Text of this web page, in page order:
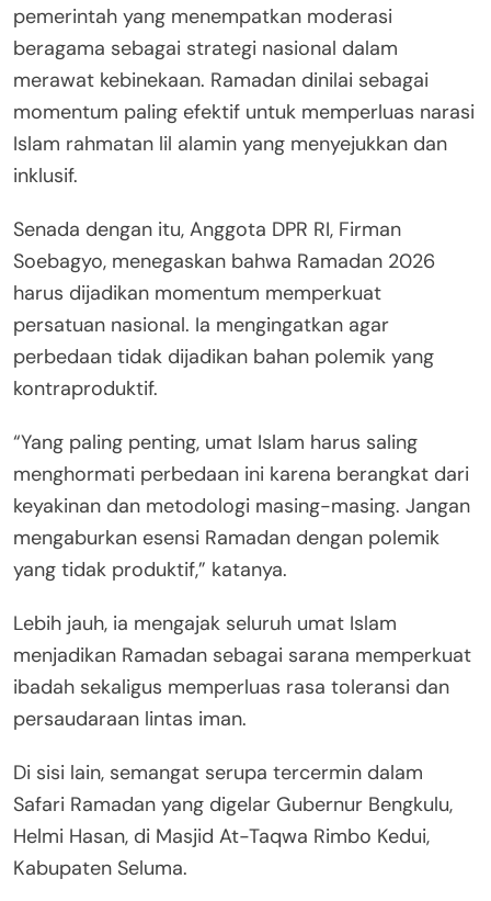
pemerintah yang menempatkan moderasi
beragama sebagai strategi nasional dalam
merawat kebinekaan. Ramadan dinilai sebagai
momentum paling efektif untuk memperluas narasi
Islam rahmatan lil alamin yang menyejukkan dan
inklusif.
Senada dengan itu, Anggota DPR RI, Firman
Soebagyo, menegaskan bahwa Ramadan 2026
harus dijadikan momentum memperkuat
persatuan nasional. Ia mengingatkan agar
perbedaan tidak dijadikan bahan polemik yang
kontraproduktif.
“Yang paling penting, umat Islam harus saling
menghormati perbedaan ini karena berangkat dari
keyakinan dan metodologi masing-masing. Jangan
mengaburkan esensi Ramadan dengan polemik
yang tidak produktif,” katanya.
Lebih jauh, ia mengajak seluruh umat Islam
menjadikan Ramadan sebagai sarana memperkuat
ibadah sekaligus memperluas rasa toleransi dan
persaudaraan lintas iman.
Di sisi lain, semangat serupa tercermin dalam
Safari Ramadan yang digelar Gubernur Bengkulu,
Helmi Hasan, di Masjid At-Taqwa Rimbo Kedui,
Kabupaten Seluma.